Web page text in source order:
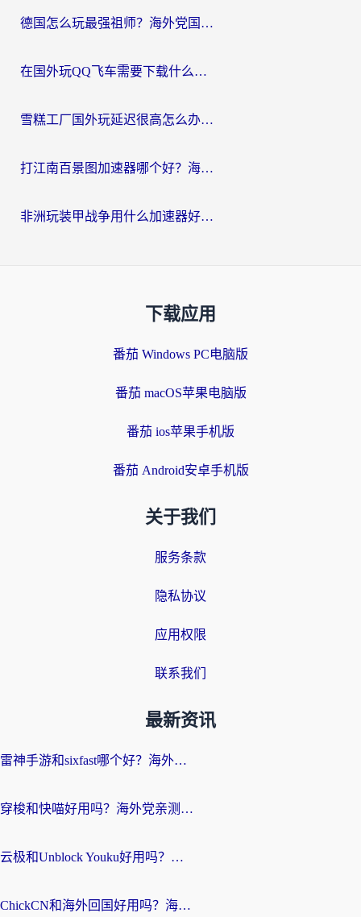
德国怎么玩最强祖师？海外党国服游戏加速器选择全攻略（附宝可梦Online实测）
在国外玩QQ飞车需要下载什么加速器呢？海外党亲测有效的国服游戏加速指南
雪糕工厂国外玩延迟很高怎么办？海外玩家国服游戏加速终极攻略（附实测推荐）
打江南百景图加速器哪个好？海外党踩坑N次后，终于找到不卡的秘诀
非洲玩装甲战争用什么加速器好？海外党亲测有效的国服游戏加速方案
下载应用
番茄 Windows PC电脑版
番茄 macOS苹果电脑版
番茄 ios苹果手机版
番茄 Android安卓手机版
关于我们
服务条款
隐私协议
应用权限
联系我们
最新资讯
雷神手游和sixfast哪个好？海外党亲测3款回国加速器，教你选对不踩坑
穿梭和快喵好用吗？海外党亲测：小众加速器对比+番茄加速器深度体验
云极和Unblock Youku好用吗？海外党亲测+2026回国加速器避坑指南
ChickCN和海外回国好用吗？海外党2026亲测：从手游到影音，选对加速器的3个关键